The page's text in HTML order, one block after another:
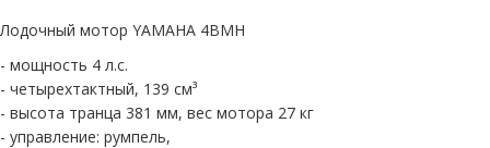
Лодочный мотор YAMAHA 4BMH
- мощность 4 л.с.
- четырехтактный, 139 см³
- высота транца 381 мм, вес мотора 27 кг
- управление: румпель,